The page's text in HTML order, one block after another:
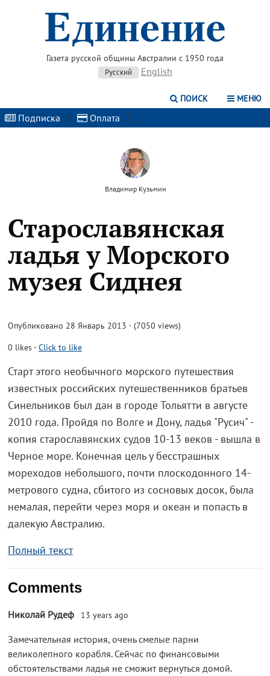
Газета русской общины Австралии с 1950 года
Русский English
ПОИСК МЕНЮ
Подписка | Оплата |
Владимир Кузьмин
Старославянская
ладья у Морского
музея Сиднея
Опубликовано 28 Январь 2013 · (7050 views)
0 likes-Click to like
Старт этого необычного морского путешествия
известных российских путешественников братьев
Синельников был дан в городе Тольятти в августе
2010 года. Пройдя по Волге и Дону, ладья "Русич" -
копия старославянских судов 10-13 веков - вышла в
Черное море. Конечная цель у бесстрашных
мореходов небольшого, почти плоскодонного 14-
метрового судна, сбитого из сосновых досок, была
немалая, перейти через моря и океан и попасть в
далекую Австралию.
Полный текст
Comments
Николай Рудеф 13 years ago
Замечательная история, очень смелые парни
великолепного корабля. Сейчас по финансовыми
обстоятельствами ладья не сможит вернуться домой.